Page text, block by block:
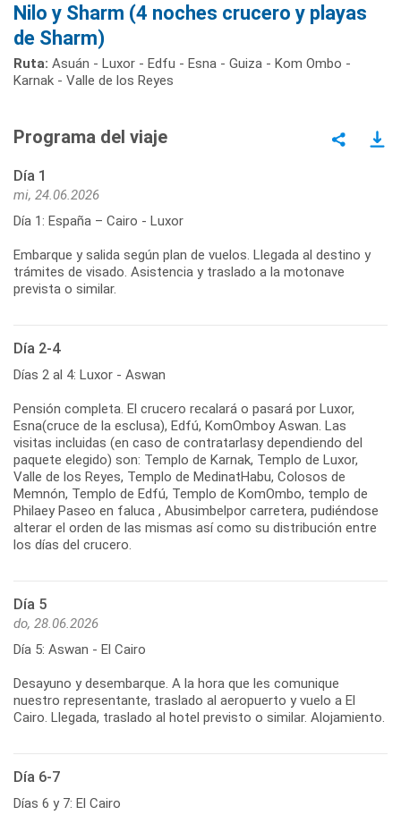
Nilo y Sharm (4 noches crucero y playas
de Sharm)
Ruta: Asuán - Luxor - Edfu - Esna - Guiza - Kom Ombo -
Karnak - Valle de los Reyes
Programa del viaje
Día 1
mi, 24.06.2026
Día 1: España – Cairo - Luxor
Embarque y salida según plan de vuelos. Llegada al destino y
trámites de visado. Asistencia y traslado a la motonave
prevista o similar.
Día 2-4
Días 2 al 4: Luxor - Aswan
Pensión completa. El crucero recalará o pasará por Luxor,
Esna(cruce de la esclusa), Edfú, KomOmboy Aswan. Las
visitas incluidas (en caso de contratarlasy dependiendo del
paquete elegido) son: Templo de Karnak, Templo de Luxor,
Valle de los Reyes, Templo de MedinatHabu, Colosos de
Memnón, Templo de Edfú, Templo de KomOmbo, templo de
Philaey Paseo en faluca , Abusimbelpor carretera, pudiéndose
alterar el orden de las mismas así como su distribución entre
los días del crucero.
Día 5
do, 28.06.2026
Día 5: Aswan - El Cairo
Desayuno y desembarque. A la hora que les comunique
nuestro representante, traslado al aeropuerto y vuelo a El
Cairo. Llegada, traslado al hotel previsto o similar. Alojamiento.
Día 6-7
Días 6 y 7: El Cairo